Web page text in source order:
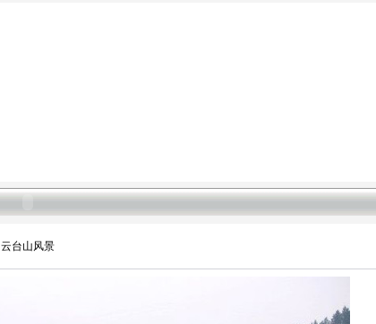
云台山风景